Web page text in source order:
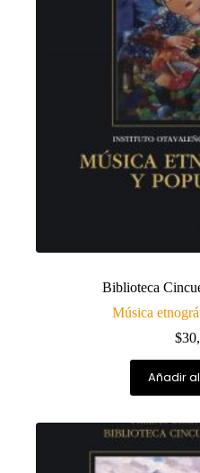
Biblioteca
Música
$
Añadir